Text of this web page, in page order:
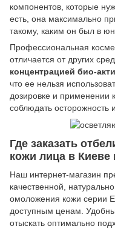
компонентов, которые
есть, она максимально
такому, каким он был в
Профессиональная
отличается от других
концентрацией био-
что ее нельзя
дозировке и применении
соблюдать осторожность
Где заказать
кожи лица в
Наш интернет-магазин
качественной,
омоложения кожи серии
доступным ценам.
отыскать оптимально